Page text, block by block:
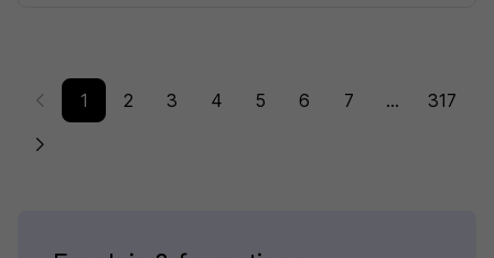
1 2 3 4 5 6 7 ... 317